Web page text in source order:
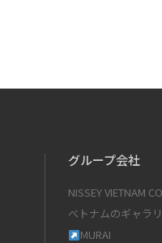
グループ会社
NISSEY VIETNAM
ベトナムのギャラ
MURAI